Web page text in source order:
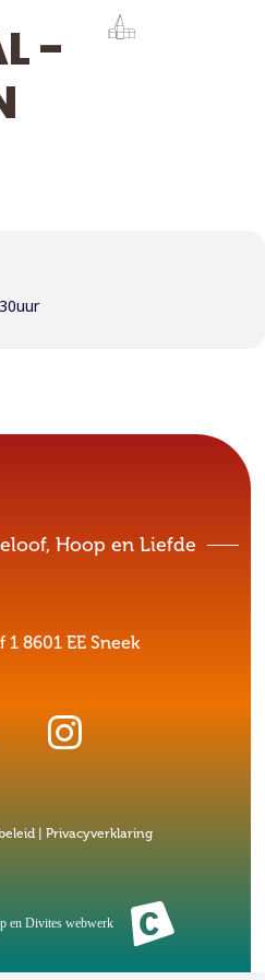
-
Hoop en Liefde
8601 EE Sneek
Privacyverklaring
en Divites webwerk